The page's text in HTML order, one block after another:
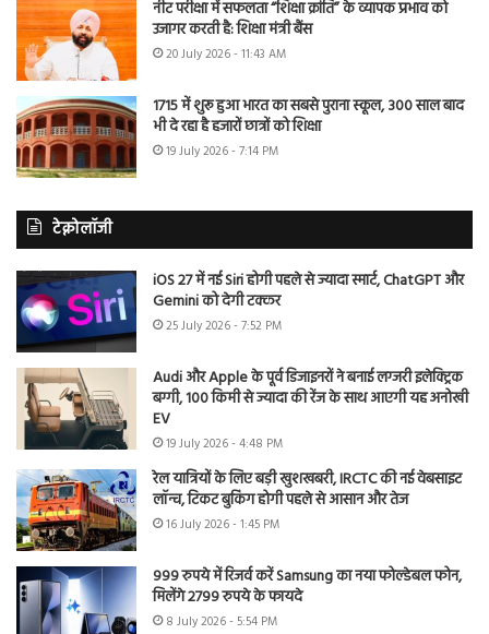
नीट परीक्षा में सफलता “शिक्षा क्रांति” के व्यापक प्रभाव को
उजागर करती है: शिक्षा मंत्री बैंस
20 July 2026 - 11:43 AM
1715 में शुरू हुआ भारत का सबसे पुराना स्कूल, 300 साल बाद
भी दे रहा है हजारों छात्रों को शिक्षा
19 July 2026 - 7:14 PM
टेक्नोलॉजी
iOS 27 में नई Siri होगी पहले से ज्यादा स्मार्ट, ChatGPT और
Gemini को देगी टक्कर
25 July 2026 - 7:52 PM
Audi और Apple के पूर्व डिजाइनरों ने बनाई लग्जरी इलेक्ट्रिक
बग्गी, 100 किमी से ज्यादा की रेंज के साथ आएगी यह अनोखी
EV
19 July 2026 - 4:48 PM
रेल यात्रियों के लिए बड़ी खुशखबरी, IRCTC की नई वेबसाइट
लॉन्च, टिकट बुकिंग होगी पहले से आसान और तेज
16 July 2026 - 1:45 PM
999 रुपये में रिजर्व करें Samsung का नया फोल्डेबल फोन,
मिलेंगे 2799 रुपये के फायदे
8 July 2026 - 5:54 PM